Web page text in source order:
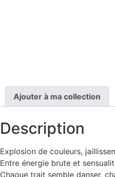
Ajouter à ma collection
Description
Explosion de couleurs,
Entre énergie brute et
Chaque trait semble danser,